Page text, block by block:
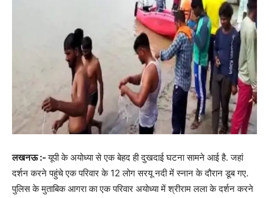
लखनऊ :-यूपी के अयोध्या से एक बेहद ही दुखदाई घटना सामने आई है. जहां
दर्शन करने पहुंचे एक परिवार के 12 लोग सरयू नदी में स्नान के दौरान डूब गए.
पुलिस के मुताबिक आगरा का एक परिवार अयोध्या में श्रीराम लला के दर्शन करने